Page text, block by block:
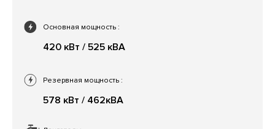
Основная мощность :
420 кВт / 525 кВА
Резервная мощность :
578 кВт / 462кВА